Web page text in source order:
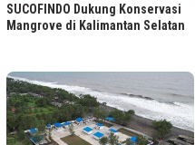
SUCOFINDO Dukung Konservasi
Mangrove di Kalimantan Selatan